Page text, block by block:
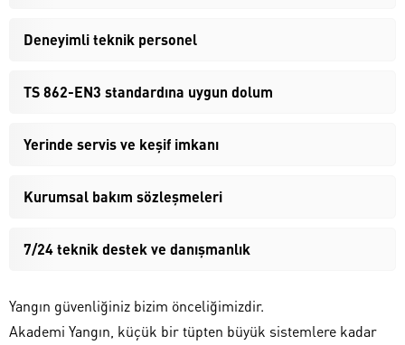
Deneyimli teknik personel
TS 862-EN3 standardına uygun dolum
Yerinde servis ve keşif imkanı
Kurumsal bakım sözleşmeleri
7/24 teknik destek ve danışmanlık
Yangın güvenliğiniz bizim önceliğimizdir.
Akademi Yangın, küçük bir tüpten büyük sistemlere kadar